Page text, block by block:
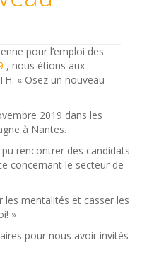
pour l’emploi des
, nous étions aux
« Osez un nouveau
2019 dans les
à Nantes.
rencontrer des candidats
concernant le secteur de
mentalités et casser les
»
pour nous avoir invités